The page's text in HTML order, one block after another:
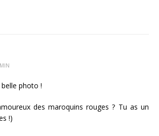
photo !
des maroquins rouges ? Tu as un
!)